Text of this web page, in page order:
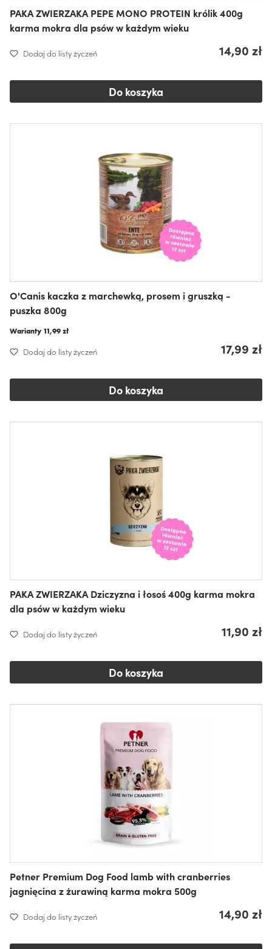
PAKA ZWIERZAKA PEPE MONO PROTEIN królik 400g
karma mokra dla psów w każdym wieku
Dodaj do listy życzeń 14,90 zł
Do koszyka
O'Canis kaczka z marchewką, prosem i gruszką -
puszka 800g
Warianty 11,99 zł
Dodaj do listy życzeń 17,99 zł
Do koszyka
PAKA ZWIERZAKA Dziczyzna i łosoś 400g karma mokra
dla psów w każdym wieku
Dodaj do listy życzeń 11,90 zł
Do koszyka
Petner Premium Dog Food lamb with cranberries
jagnięcina z żurawiną karma mokra 500g
Dodaj do listy życzeń 14,90 zł